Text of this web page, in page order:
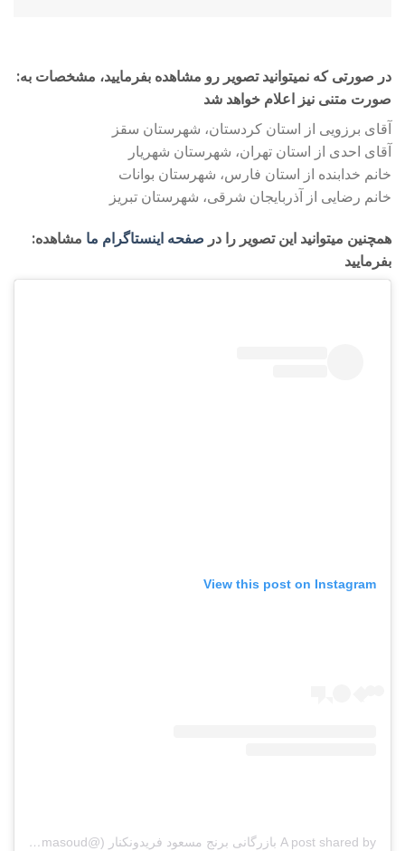
:در صورتی که نمیتوانید تصویر رو مشاهده بفرمایید، مشخصات به
صورت متنی نیز اعلام خواهد شد
آقای برزویی از استان کردستان، شهرستان سقز
آقای احدی از استان تهران، شهرستان شهریار
خانم خدابنده از استان فارس، شهرستان بوانات
خانم رضایی از آذربایجان شرقی، شهرستان تبریز
:همچنین میتوانید این تصویر را در صفحه اینستاگرام ما مشاهده
بفرمایید
View this post on Instagram
A post shared by بازرگانی برنج مسعود فریدونکنار (@berenj_masoud)